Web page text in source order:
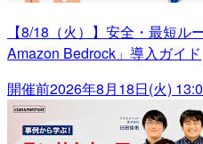
【8/18（火）】安全・最短ル
Amazon Bedrock」導入ガイド
開催前2026年8月18日(火)